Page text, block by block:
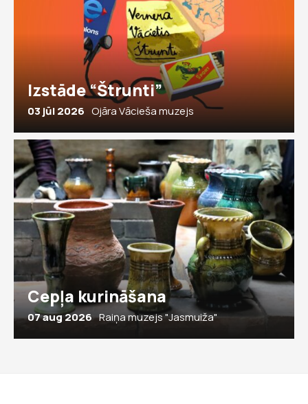
Izstāde “Štrunti”
03 jūl 2026 Ojāra Vācieša muzejs
Cepļa kurināšana
07 aug 2026 Raiņa muzejs "Jasmuiža"